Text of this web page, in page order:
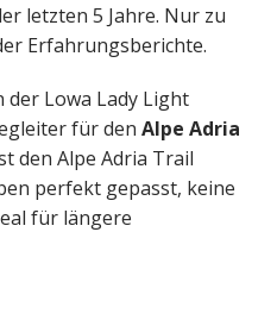
letzten 5 Jahre. Nur zu
Erfahrungsberichte.
der Lowa Lady Light
für den Alpe Adria
den Alpe Adria Trail
perfekt gepasst, keine
für längere